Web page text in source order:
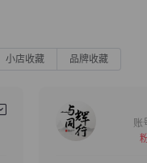
小店收藏 品牌收藏